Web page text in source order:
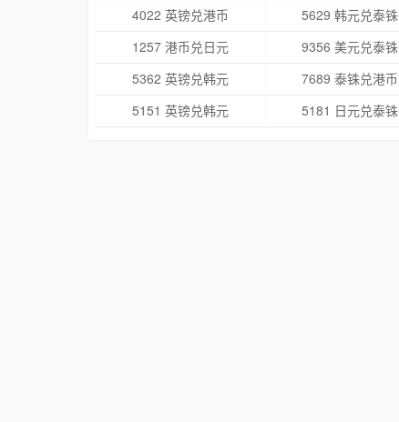
4022 英镑兑港币
5629 韩元兑泰铢
1257 港币兑日元
9356 美元兑泰铢
5362 英镑兑韩元
7689 泰铢兑港币
5151 英镑兑韩元
5181 日元兑泰铢